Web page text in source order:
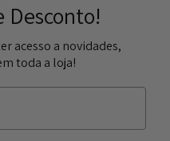
Desconto!
acesso a novidades,
toda a loja!